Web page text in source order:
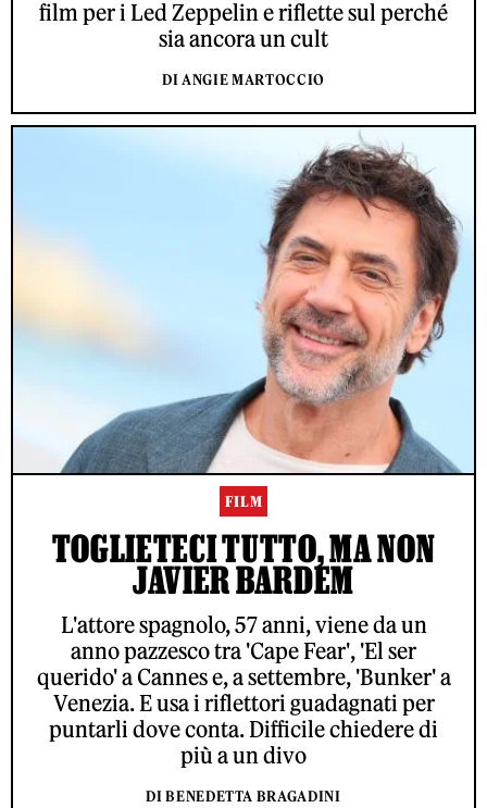
film per i Led Zeppelin e riflette sul perché
sia ancora un cult
DI ANGIE MARTOCCIO
FILM
TOGLIETECI TUTTO, MA NON
JAVIER BARDEM
L'attore spagnolo, 57 anni, viene da un
anno pazzesco tra 'Cape Fear', 'El ser
querido' a Cannes e, a settembre, 'Bunker' a
Venezia. E usa i riflettori guadagnati per
puntarli dove conta. Difficile chiedere di
più a un divo
DI BENEDETTA BRAGADINI